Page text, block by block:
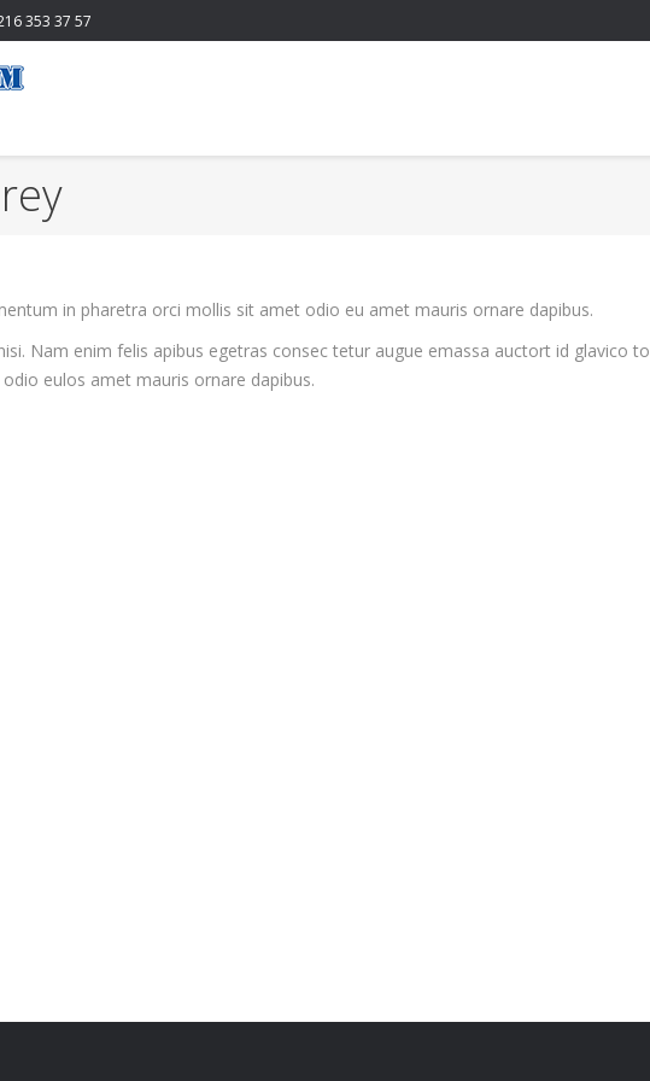
353 37 57
in pharetra orci mollis sit amet odio eu amet mauris ornare dapibus.
Nam enim felis apibus egetras consec tetur augue emassa auctort id glavico to
eulos amet mauris ornare dapibus.